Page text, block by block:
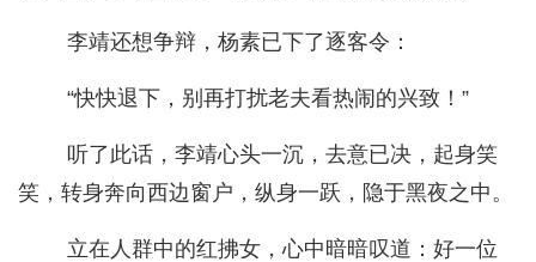
李靖还想争辩，杨素已下了逐客令：
“快快退下，别再打扰老夫看热闹的兴致！”
听了此话，李靖心头一沉，去意已决，起身笑
笑，转身奔向西边窗户，纵身一跃，隐于黑夜之中。
立在人群中的红拂女，心中暗暗叹道：好一位